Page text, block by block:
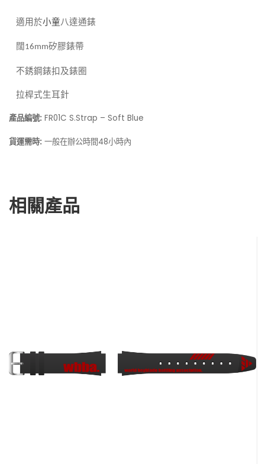
適用於小童八達通錶
闊 16mm矽膠錶帶
不銹鋼錶扣及錶圈
拉桿式生耳針
產品編號: FR01C S.Strap – Soft Blue
貨運需時: 一般在辦公時間 48小時內
相關產品